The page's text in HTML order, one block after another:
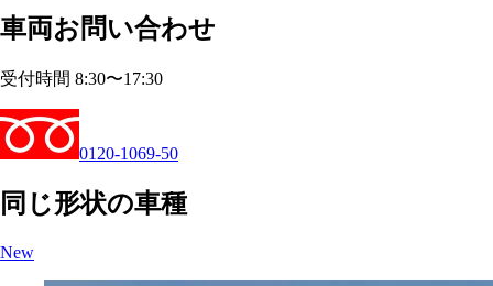
車両お問い合わせ
受付時間 8:30〜17:30
0120-1069-50
同じ形状の車種
New